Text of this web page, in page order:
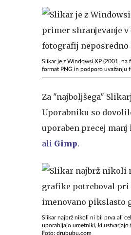
Slikar je z Windowsi XP (2001, na
format PNG in podporo uvažanju
Za "najboljšega"
Uporabniku so
uporaben precej
ali Gimp.
Slikar najbrž nikoli ni bil prva ali
uporabljajo umetniki, ki ustvarjajo
Foto: drububu.com